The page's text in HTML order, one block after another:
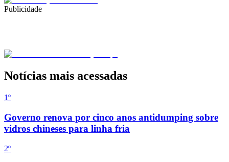
Publicidade
Notícias mais acessadas
1º
Governo renova por cinco anos antidumping sobre
vidros chineses para linha fria
2º